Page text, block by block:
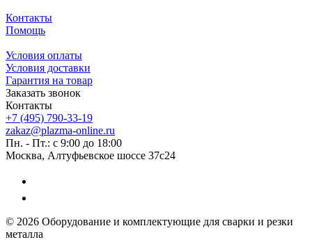
Контакты
Помощь
Условия оплаты
Условия доставки
Гарантия на товар
Заказать звонок
Контакты
+7 (495) 790-33-19
zakaz@plazma-online.ru
Пн. - Пт.: с 9:00 до 18:00
Москва, Алтуфьевское шоссе 37с24
© 2026 Оборудование и комплектующие для сварки и резки
металла